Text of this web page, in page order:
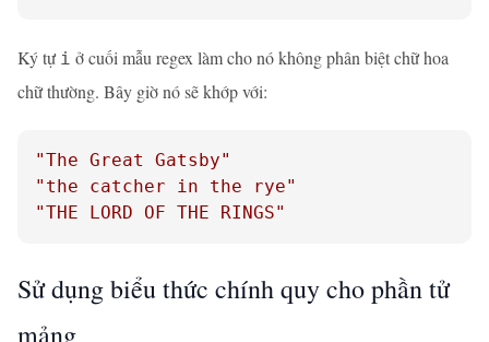
Ký tự i ở cuối mẫu regex làm cho nó không phân biệt chữ hoa
chữ thường. Bây giờ nó sẽ khớp với:
"The Great Gatsby"
"the catcher in the rye"
"THE LORD OF THE RINGS"
Sử dụng biểu thức chính quy cho phần tử
mảng